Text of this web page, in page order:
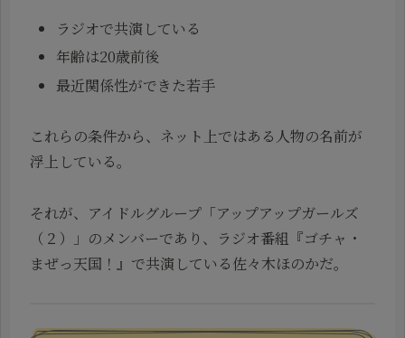
ラジオで共演している
年齢は20歳前後
最近関係性ができた若手
これらの条件から、ネット上ではある人物の名前が
浮上している。
それが、アイドルグループ「アップアップガールズ
（２）」のメンバーであり、ラジオ番組『ゴチャ・
まぜっ天国！』で共演している佐々木ほのかだ。